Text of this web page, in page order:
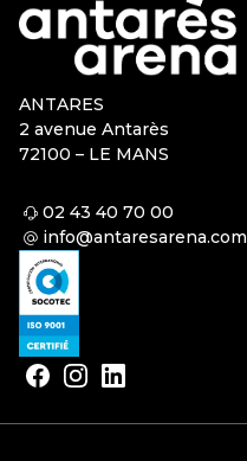
ANTARES
2 avenue Antarès
72100 – LE MANS
02 43 40 70 00
info@antaresarena.com